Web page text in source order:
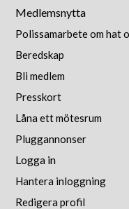
Medlemsnytta
Polissamarbete om hat
Beredskap
Bli medlem
Presskort
Låna ett mötesrum
Pluggannonser
Logga in
Hantera inloggning
Redigera profil